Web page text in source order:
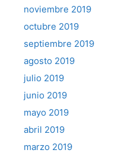
noviembre 2019
octubre 2019
septiembre 2019
agosto 2019
julio 2019
junio 2019
mayo 2019
abril 2019
marzo 2019